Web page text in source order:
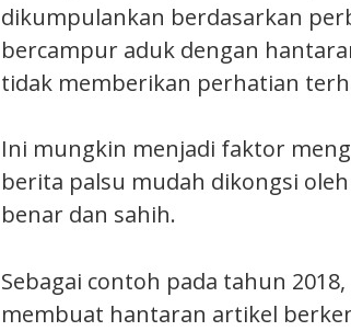
dikumpulankan berdasarkan
bercampur aduk dengan
tidak memberikan perhatian
Ini mungkin menjadi faktor
berita palsu mudah dikongsi
benar dan sahih.
Sebagai contoh pada tahun
membuat hantaran artikel